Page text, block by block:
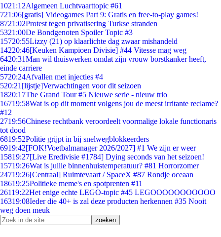
1021:12Algemeen Luchtvaarttopic #61
721:06[gratis] Videogames Part 9: Gratis en free-to-play games!
8721:02Protest tegen privatisering Turkse stranden
5321:00De Bondgenoten Spoiler Topic #3
15720:55Lizzy (21) op klaarlichte dag zwaar mishandeld
14220:46[Keuken Kampioen Divisie] #44 Vitesse mag weg
6420:31Man wil thuiswerken omdat zijn vrouw borstkanker heeft,
einde carriere
5720:24Afvallen met injecties #4
520:21 [lijstje]Verwachtingen voor dit seizoen
1820:17The Grand Tour #5 Nieuwe serie - nieuw trio
16719:58Wat is op dit moment volgens jou de meest irritante reclame?
#12
2719:56Chinese rechtbank veroordeelt voormalige lokale functionaris
tot dood
6819:52Politie grijpt in bij snelwegblokkeerders
6919:42[FOK!Voetbalmanager 2026/2027] #1 We zijn er weer
15819:27[Live Eredivisie #1784] Dying seconds van het seizoen!
15719:26Wat is jullie binnenhuistemperatuur? #81 Horrorzomer
24719:26[Centraal] Ruimtevaart / SpaceX #87 Rondje oceaan
18619:25Politieke meme's en spotprenten #11
26119:22Het enige echte LEGO-topic #45 LEGOOOOOOOOOOO
16319:08Ieder die 40+ is zal deze producten herkennen #35 Nooit
weg doen meuk